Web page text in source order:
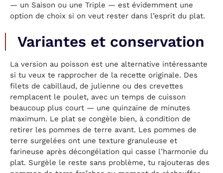
— un Saison ou une Triple — est évidemment une
option de choix si on veut rester dans l’esprit du plat.
Variantes et conservation
La version au poisson est une alternative intéressante
si tu veux te rapprocher de la recette originale. Des
filets de cabillaud, de julienne ou des crevettes
remplacent le poulet, avec un temps de cuisson
beaucoup plus court — une quinzaine de minutes
maximum. Le plat se congèle bien, à condition de
retirer les pommes de terre avant. Les pommes de
terre surgelées ont une texture granuleuse et
farineuse après décongélation qui casse l’harmonie du
plat. Surgèle le reste sans problème, tu rajouteras des